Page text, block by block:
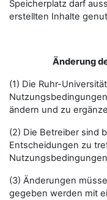
Speicherplatz darf
erstellten Inhalte
Änderung
(1) Die Ruhr-
ändern und zu
(2) Die Betreiber sind
Entscheidungen zu
(3) Änderungen
gegeben werden mit